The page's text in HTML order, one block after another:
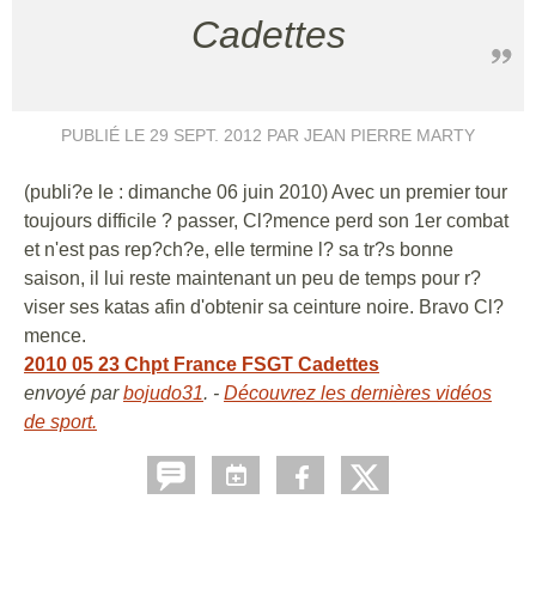
Cadettes
PUBLIÉ LE 29 SEPT. 2012 PAR JEAN PIERRE MARTY
(publi?e le : dimanche 06 juin 2010) Avec un premier tour
toujours difficile ? passer, Cl?mence perd son 1er combat
et n'est pas rep?ch?e, elle termine l? sa tr?s bonne
saison, il lui reste maintenant un peu de temps pour r?
viser ses katas afin d'obtenir sa ceinture noire. Bravo Cl?
mence.
2010 05 23 Chpt France FSGT Cadettes
envoyé parbojudo31. - Découvrez les dernières vidéos
de sport.